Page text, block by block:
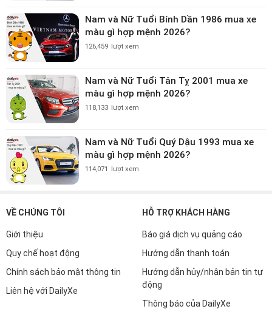
Nam và Nữ Tuổi Bính Dần 1986 mua xe
màu gì hợp mệnh 2026?
126,459 lượt xem
Nam và Nữ Tuổi Tân Tỵ 2001 mua xe
màu gì hợp mệnh 2026?
118,133 lượt xem
Nam và Nữ Tuổi Quý Dậu 1993 mua xe
màu gì hợp mệnh 2026?
114,071 lượt xem
VỀ CHÚNG TÔI
Giới thiệu
Quy chế hoạt động
Chính sách bảo mật thông tin
Liên hệ với DailyXe
HỖ TRỢ KHÁCH HÀNG
Báo giá dịch vụ quảng cáo
Hướng dẫn thanh toán
Hướng dẫn hủy/nhận bản tin tự
động
Thông báo của DailyXe